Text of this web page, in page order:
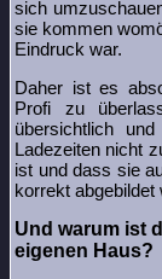
sich
sie kommen
Eindruck war.
Daher ist es
Profi zu
übersichtlich
Ladezeiten nicht
ist und dass sie
korrekt abgebildet
Und warum ist
eigenen Haus?